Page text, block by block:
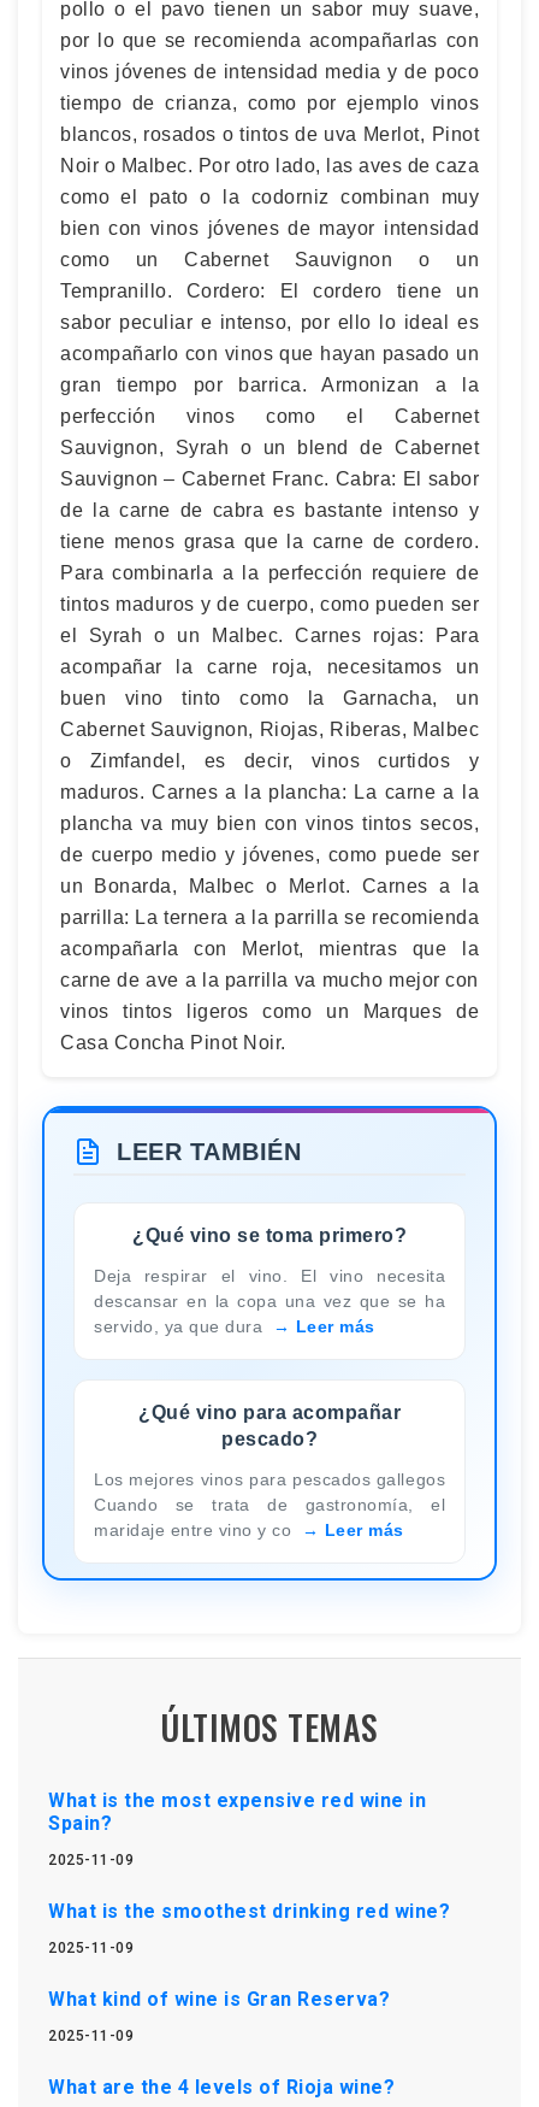
pollo o el pavo tienen un sabor muy suave,
por lo que se recomienda acompañarlas con
vinos jóvenes de intensidad media y de poco
tiempo de crianza, como por ejemplo vinos
blancos, rosados o tintos de uva Merlot, Pinot
Noir o Malbec. Por otro lado, las aves de caza
como el pato o la codorniz combinan muy
bien con vinos jóvenes de mayor intensidad
como un Cabernet Sauvignon o un
Tempranillo. Cordero: El cordero tiene un
sabor peculiar e intenso, por ello lo ideal es
acompañarlo con vinos que hayan pasado un
gran tiempo por barrica. Armonizan a la
perfección vinos como el Cabernet
Sauvignon, Syrah o un blend de Cabernet
Sauvignon – Cabernet Franc. Cabra: El sabor
de la carne de cabra es bastante intenso y
tiene menos grasa que la carne de cordero.
Para combinarla a la perfección requiere de
tintos maduros y de cuerpo, como pueden ser
el Syrah o un Malbec. Carnes rojas: Para
acompañar la carne roja, necesitamos un
buen vino tinto como la Garnacha, un
Cabernet Sauvignon, Riojas, Riberas, Malbec
o Zimfandel, es decir, vinos curtidos y
maduros. Carnes a la plancha: La carne a la
plancha va muy bien con vinos tintos secos,
de cuerpo medio y jóvenes, como puede ser
un Bonarda, Malbec o Merlot. Carnes a la
parrilla: La ternera a la parrilla se recomienda
acompañarla con Merlot, mientras que la
carne de ave a la parrilla va mucho mejor con
vinos tintos ligeros como un Marques de
Casa Concha Pinot Noir.
LEER TAMBIÉN
¿Qué vino se toma primero?
Deja respirar el vino. El vino necesita
descansar en la copa una vez que se ha
servido, ya que dura
Leer más
¿Qué vino para acompañar
pescado?
Los mejores vinos para pescados gallegos
Cuando se trata de gastronomía, el
maridaje entre vino y co
Leer más
ÚLTIMOS TEMAS
What is the most expensive red wine in
Spain?
2025-11-09
What is the smoothest drinking red wine?
2025-11-09
What kind of wine is Gran Reserva?
2025-11-09
What are the 4 levels of Rioja wine?